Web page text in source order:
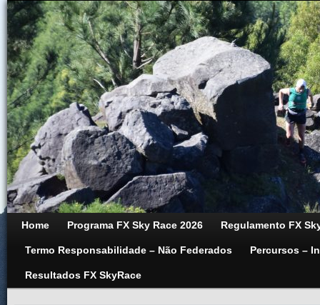
Home Programa FX Sky Race 2026 Regulamento FX
Termo Responsabilidade – Não Federados Percursos –
Resultados FX SkyRace